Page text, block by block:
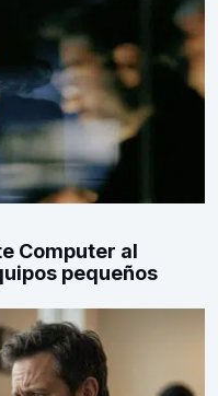
Computer al
pequeños